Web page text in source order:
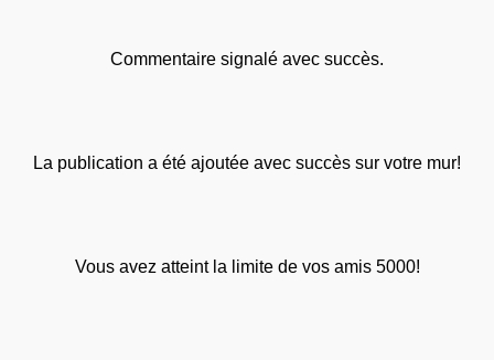
Commentaire signalé avec succès.
La publication a été ajoutée avec succès sur votre mur!
Vous avez atteint la limite de vos amis 5000!